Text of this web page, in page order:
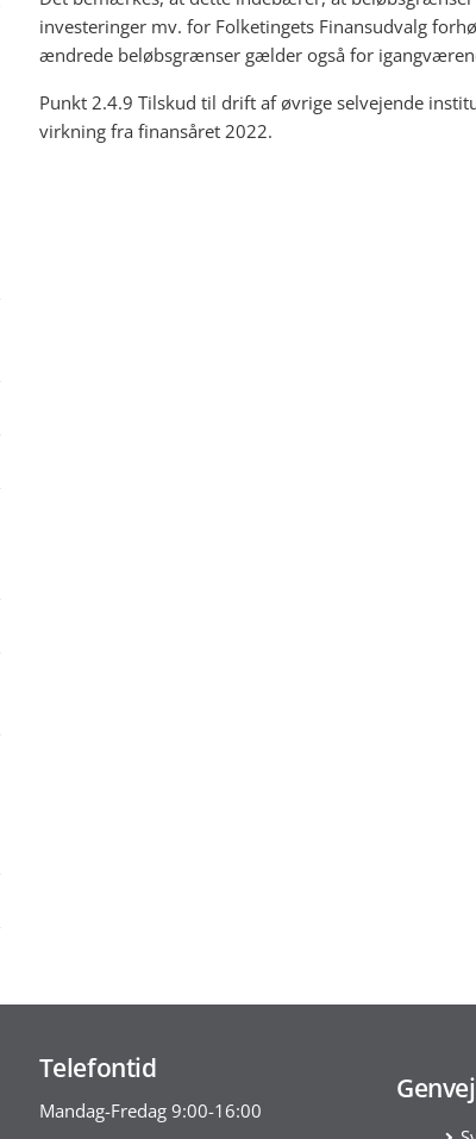
investeringer mv. for Folketingets Finansudvalg
ændrede beløbsgrænser gælder også for
Punkt 2.4.9 Tilskud til drift af øvrige selvejende
virkning fra finansåret 2022.
Telefontid
Mandag-Fredag 9:00-16:00